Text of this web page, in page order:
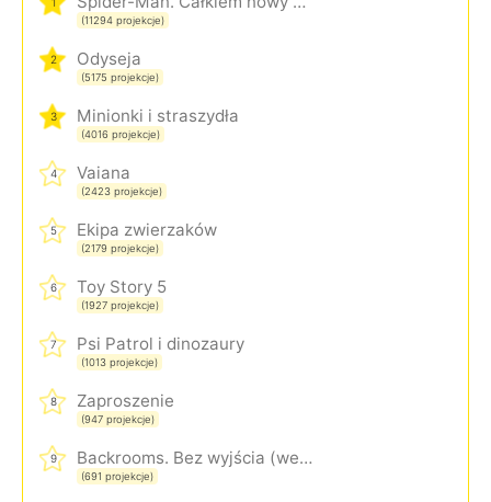
(11294 projekcje)
2 Odyseja
(5175 projekcje)
3 Minionki i straszydła
(4016 projekcje)
4 Vaiana
(2423 projekcje)
5 Ekipa zwierzaków
(2179 projekcje)
6 Toy Story 5
(1927 projekcje)
7 Psi Patrol i dinozaury
(1013 projekcje)
8 Zaproszenie
(947 projekcje)
9 Backrooms. Bez wyjścia (wersja rozszerzona)
(691 projekcje)